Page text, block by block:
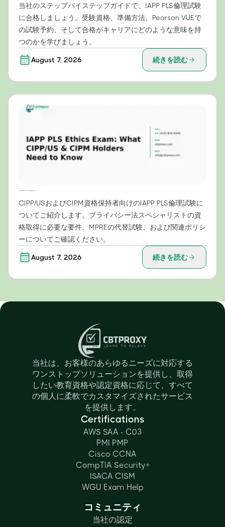
当社のステップバイステップガイドで、IAPP PLS倫理試験
に合格しましょう。受験資格、準備方法、Pearson VUEで
の試験予約、そして合格がキャリアにどのような意味を持
つのかを学びましょう。
August 7, 2026 続きを読む
CIPP/USおよびCIPM資格保持者向けのIAPP PLS倫理試験に
ついてご紹介します。プライバシー法スペシャリストの資
格取得に必要な要件、MPREの代替試験、および関連ポリシ
ーについてご確認ください。
August 7, 2026 続きを読む
当社は、お客様のあらゆるニーズに対応する
ワンストップソリューションを提供し、取得
したい教育資格や認定資格に応じて、すべて
の個人に柔軟でカスタマイズされたサービス
を提供します。
Certifications
AWS SAA - C03
PMI PMP
Cisco CCNA
CompTIA Security+
ISACA CISM
WGU Exam Help
コミュニティ
当社の認定